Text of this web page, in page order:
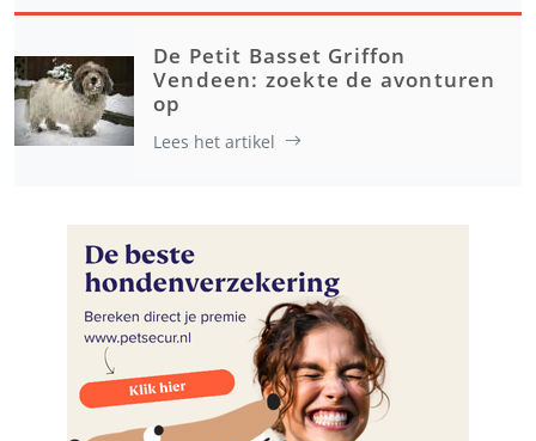
De Petit Basset Griffon
Vendeen: zoekte de avonturen
op
Lees het artikel